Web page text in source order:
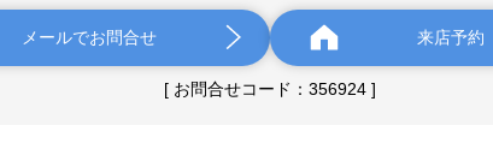
メールでお問合せ 来店予約
[ お問合せコード：356924 ]